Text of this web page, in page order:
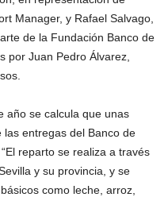
Manager, y Rafael Salvago,
de la Fundación Banco de
por Juan Pedro Álvarez,
año se calcula que unas
entregas del Banco de
reparto se realiza a través
y su provincia, y se
como leche, arroz,